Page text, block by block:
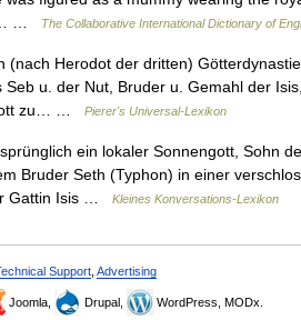
…
The Collaborative International Dictionary of
Herodot der dritten)
u. der Nut, Bruder u. Gemahl der
zu… …
Pierer's Universal-Lexikon
ein lokaler Sonnengott, Sohn
Bruder Seth (Typhon) in einer
Gattin Isis …
Kleines Konversations-Lexikon
Support Advertising
Joomla, Drupal, WordPress, MODx.